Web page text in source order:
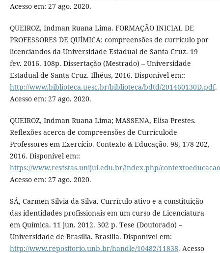
Acesso em: 27 ago. 2020.
QUEIROZ, Indman Ruana Lima. FORMAÇÃO INICIAL DE
PROFESSORES DE QUÍMICA: compreensões de currículo por
licenciandos da Universidade Estadual de Santa Cruz. 19
fev. 2016. 108p. Dissertação (Mestrado) – Universidade
Estadual de Santa Cruz. Ilhéus, 2016. Disponível em::
http://www.biblioteca.uesc.br/biblioteca/bdtd/201460130D.pdf.
Acesso em: 27 ago. 2020.
QUEIROZ, Indman Ruana Lima; MASSENA, Elisa Prestes.
Reﬂexões acerca de compreensões de Currículode
Professores em Exercício. Contexto & Educação. 98, 178-202,
2016. Disponível em::
https://www.revistas.unijui.edu.br/index.php/
Acesso em: 27 ago. 2020.
SÁ, Carmen Silvia da Silva. Currículo ativo e a constituição
das identidades profissionais em um curso de Licenciatura
em Química. 11 jun. 2012. 302 p. Tese (Doutorado) –
Universidade de Brasília. Brasília. Disponível em:
http://www.repositorio.unb.br/handle/10482/11838. Acesso